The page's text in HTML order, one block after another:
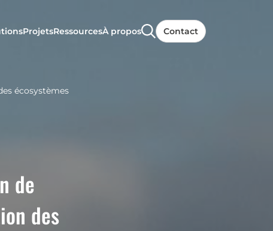
ProjetsRessourcesÀ propos Contact
écosystèmes
de
des